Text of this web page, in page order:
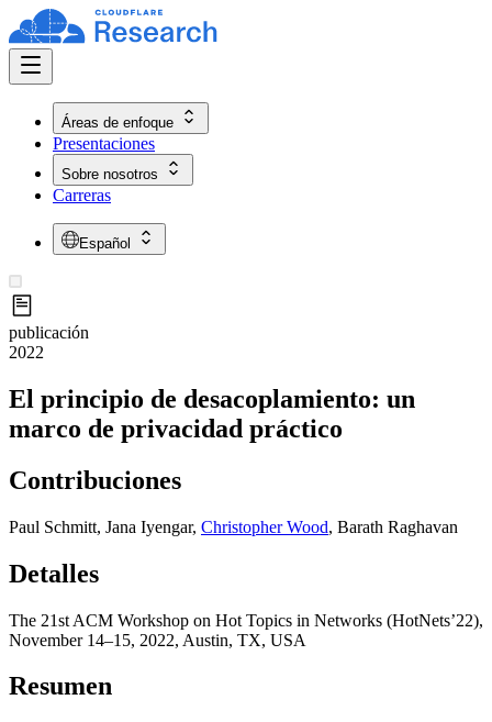
Áreas de enfoque
Presentaciones
Sobre nosotros
Carreras
Español
publicación
2022
El principio de desacoplamiento: un
marco de privacidad práctico
Contribuciones
Paul Schmitt, Jana Iyengar, Christopher Wood, Barath Raghavan
Detalles
The 21st ACM Workshop on Hot Topics in Networks (HotNets’22),
November 14–15, 2022, Austin, TX, USA
Resumen